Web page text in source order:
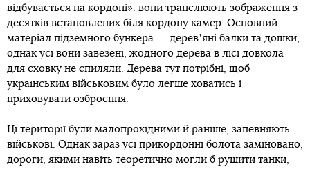
відбувається на кордоні»: вони транслюють зображення з
десятків встановлених біля кордону камер. Основний
матеріал підземного бункера ― деревʼяні балки та дошки,
однак усі вони завезені, жодного дерева в лісі довкола
для сховку не спиляли. Дерева тут потрібні, щоб
українським військовим було легше ховатись і
приховувати озброєння.
Ці території були малопрохідними й раніше, запевняють
військові. Однак зараз усі прикордонні болота заміновано,
дороги, якими навіть теоретично могли б рушити танки,